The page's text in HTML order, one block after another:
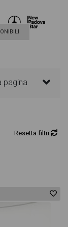
pagina
veicolo
Resetta filtri